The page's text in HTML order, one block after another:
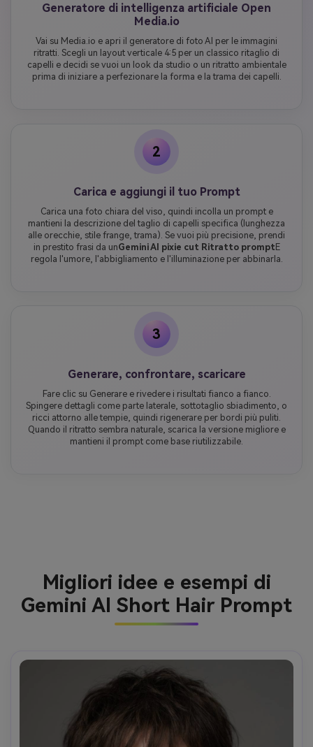
Generatore di intelligenza artificiale Open
Media.io
Vai su Media.io e apri il generatore di foto AI per le immagini
ritratti. Scegli un layout verticale 4:5 per un classico ritaglio di
capelli e decidi se vuoi un look da studio o un ritratto ambientale
prima di iniziare a perfezionare la forma e la trama dei capelli.
2
Carica e aggiungi il tuo Prompt
Carica una foto chiara del viso, quindi incolla un prompt e
mantieni la descrizione del taglio di capelli specifica (lunghezza
alle orecchie, stile frange, trama). Se vuoi più precisione, prendi
in prestito frasi da unGemini AI pixie cut Ritratto prompt E
regola l'umore, l'abbigliamento e l'illuminazione per abbinarla.
3
Generare, confrontare, scaricare
Fare clic su Generare e rivedere i risultati fianco a fianco.
Spingere dettagli come parte laterale, sottotaglio sbiadimento, o
ricci attorno alle tempie, quindi rigenerare per bordi più puliti.
Quando il ritratto sembra naturale, scarica la versione migliore e
mantieni il prompt come base riutilizzabile.
Migliori idee e esempi di
Gemini AI Short Hair Prompt